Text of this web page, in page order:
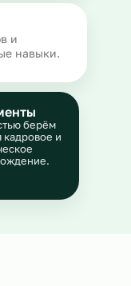
и
навыки.
берём
кадровое и